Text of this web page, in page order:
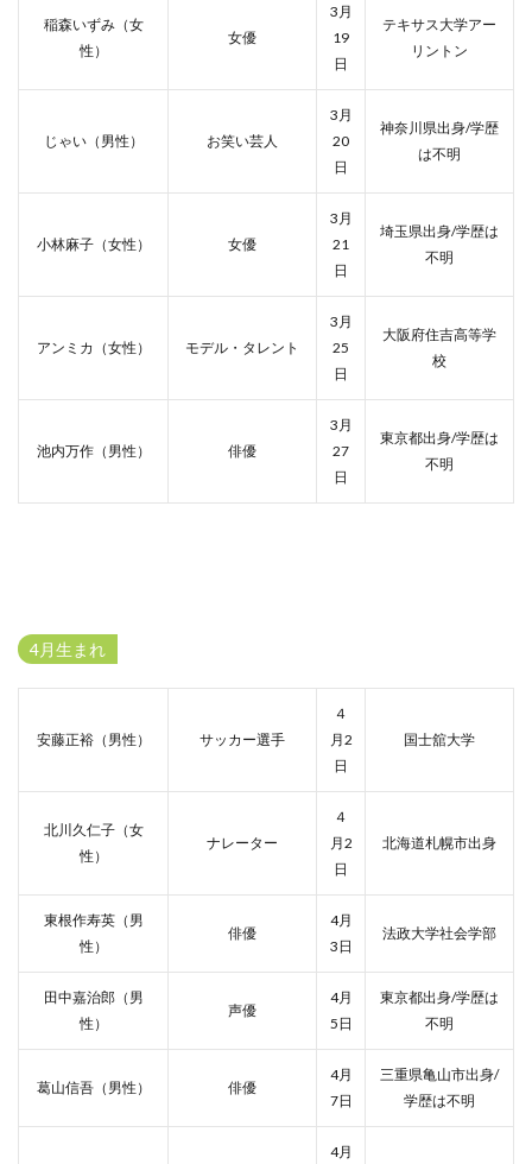
稲森いずみ（女
性）
女優
3月
19
日
テキサス大学アー
リントン
じゃい（男性） お笑い芸人
3月
20
日
神奈川県出身/学歴
は不明
小林麻子（女性） 女優
3月
21
日
埼玉県出身/学歴は
不明
アンミカ（女性） モデル・タレント
3月
25
日
大阪府住吉高等学
校
池内万作（男性） 俳優
3月
27
日
東京都出身/学歴は
不明
4月生まれ
安藤正裕（男性） サッカー選手
４
月2
日
国士舘大学
北川久仁子（女
性）
ナレーター
４
月2
日
北海道札幌市出身
東根作寿英（男
性）
俳優
4月
3日
法政大学社会学部
田中嘉治郎（男
性）
声優
4月
5日
東京都出身/学歴は
不明
葛山信吾（男性） 俳優
4月
7日
三重県亀山市出身/
学歴は不明
4月